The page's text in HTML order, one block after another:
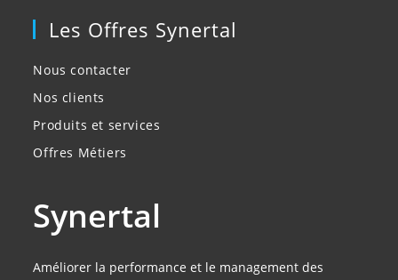
Les Offres Synertal
Nous contacter
Nos clients
Produits et services
Offres Métiers
Synertal
Améliorer la performance et le management des